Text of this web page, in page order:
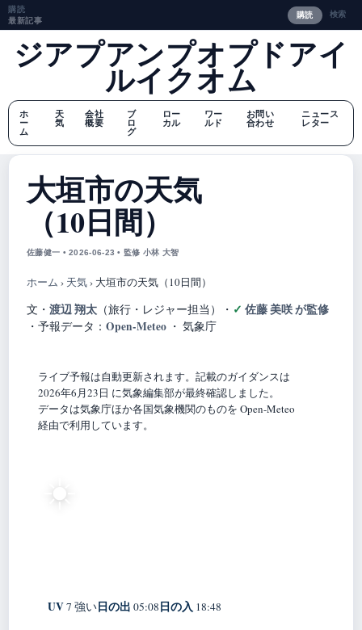
購読
最新記事
購読 検索
ジアプアンプオプドアイ
ルイクオム
ホ
ー
ム
天
気
会社
概要
ブ
ロ
グ
ロー
カル
ワー
ルド
お問い
合わせ
ニュース
レター
大垣市の天気
（10日間）
佐藤健一 • 2026-06-23 • 監修 小林 大智
ホーム › 天気› 大垣市の天気（10日間）
文・ 渡辺 翔太 （旅行・レジャー担当） ・ 佐藤 美咲 が監修
・ 予報データ： Open-Meteo ・ 気象庁
ライブ予報は自動更新されます。記載のガイダンスは
2026年6月23日 に気象編集部が最終確認しました。
データは気象庁ほか各国気象機関のものを Open-Meteo
経由で利用しています。
☀️
UV7 強い日の出 05:08日の入 18:48